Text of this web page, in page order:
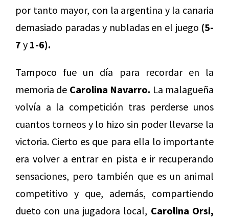
por tanto mayor, con la argentina y la canaria
demasiado paradas y nubladas en el juego (5-
7 y 1-6).
Tampoco fue un día para recordar en la
memoria de Carolina Navarro. La malagueña
volvía a la competición tras perderse unos
cuantos torneos y lo hizo sin poder llevarse la
victoria. Cierto es que para ella lo importante
era volver a entrar en pista e ir recuperando
sensaciones, pero también que es un animal
competitivo y que, además, compartiendo
dueto con una jugadora local, Carolina Orsi,